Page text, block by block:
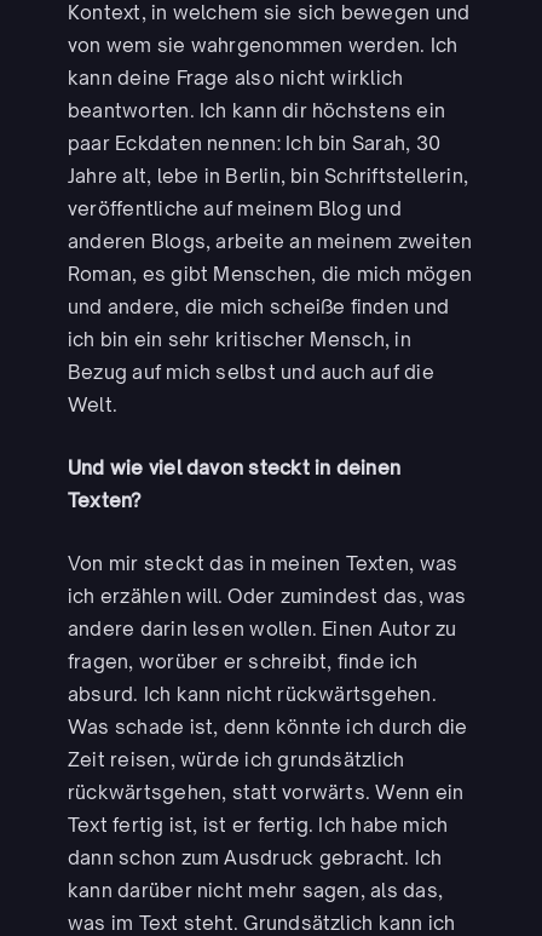
Kontext, in welchem sie sich bewegen und
von wem sie wahrgenommen werden. Ich
kann deine Frage also nicht wirklich
beantworten. Ich kann dir höchstens ein
paar Eckdaten nennen: Ich bin Sarah, 30
Jahre alt, lebe in Berlin, bin Schriftstellerin,
veröffentliche auf meinem Blog und
anderen Blogs, arbeite an meinem zweiten
Roman, es gibt Menschen, die mich mögen
und andere, die mich scheiße finden und
ich bin ein sehr kritischer Mensch, in
Bezug auf mich selbst und auch auf die
Welt.
Und wie viel davon steckt in deinen
Texten?
Von mir steckt das in meinen Texten, was
ich erzählen will. Oder zumindest das, was
andere darin lesen wollen. Einen Autor zu
fragen, worüber er schreibt, finde ich
absurd. Ich kann nicht rückwärtsgehen.
Was schade ist, denn könnte ich durch die
Zeit reisen, würde ich grundsätzlich
rückwärtsgehen, statt vorwärts. Wenn ein
Text fertig ist, ist er fertig. Ich habe mich
dann schon zum Ausdruck gebracht. Ich
kann darüber nicht mehr sagen, als das,
was im Text steht. Grundsätzlich kann ich